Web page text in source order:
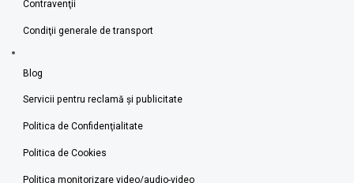
Contravenţii
Condiţii generale de transport
Blog
Servicii pentru reclamă și publicitate
Politica de Confidenţialitate
Politica de Cookies
Politica monitorizare video/audio-video